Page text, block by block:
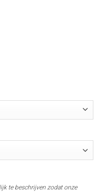
te beschrijven zodat onze